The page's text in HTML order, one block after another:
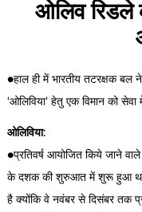
ओलिव
●हाल ही में भारतीय तटरक्षक
‘ओलिविया’ हेतु एक विमान को सेवा
ओलिविया:
●प्रतिवर्ष आयोजित किये जाने
के दशक की शुरुआत में शुरू हुआ था,
है क्योंकि वे नवंबर से दिसंबर तक